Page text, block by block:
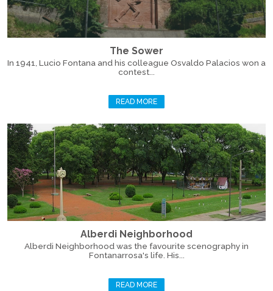
The Sower
In 1941, Lucio Fontana and his colleague Osvaldo Palacios won a
contest...
READ MORE
Alberdi Neighborhood
Alberdi Neighborhood was the favourite scenography in
Fontanarrosa's life. His...
READ MORE